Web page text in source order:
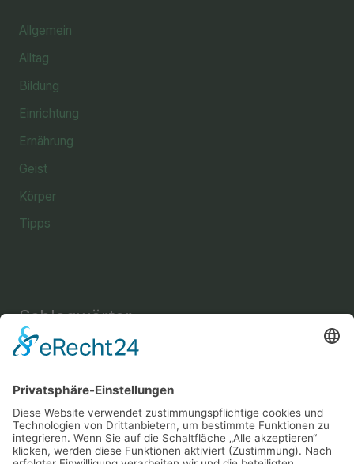
Allgemein
Alltag
Bildung
Einrichtung
Ernährung
Geist
Körper
Tipps
Schlagwörter
Enthaarung Fettverbrennung Fitness
Gemüse Gesundheit Haus Instrument Kräuter